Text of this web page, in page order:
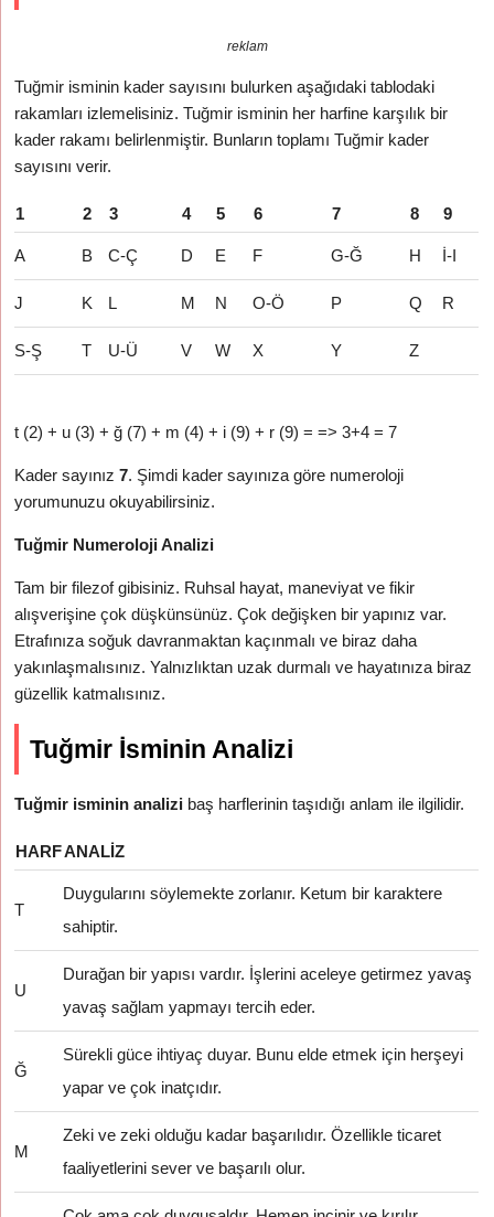
reklam
Tuğmir isminin kader sayısını bulurken aşağıdaki tablodaki
rakamları izlemelisiniz. Tuğmir isminin her harfine karşılık bir
kader rakamı belirlenmiştir. Bunların toplamı Tuğmir kader
sayısını verir.
1 2 3 4 5 6 7 8 9
A B C-Ç D E F G-Ğ H İ-I
J K L M N O-Ö P Q R
S-Ş T U-Ü V W X Y Z
t (2) + u (3) + ğ (7) + m (4) + i (9) + r (9) = => 3+4 = 7
Kader sayınız7. Şimdi kader sayınıza göre numeroloji
yorumunuzu okuyabilirsiniz.
Tuğmir Numeroloji Analizi
Tam bir filezof gibisiniz. Ruhsal hayat, maneviyat ve fikir
alışverişine çok düşkünsünüz. Çok değişken bir yapınız var.
Etrafınıza soğuk davranmaktan kaçınmalı ve biraz daha
yakınlaşmalısınız. Yalnızlıktan uzak durmalı ve hayatınıza biraz
güzellik katmalısınız.
Tuğmir İsminin Analizi
Tuğmir isminin analizi baş harflerinin taşıdığı anlam ile ilgilidir.
HARFANALIZ
T
Duygularını söylemekte zorlanır. Ketum bir karaktere
sahiptir.
U
Durağan bir yapısı vardır. İşlerini aceleye getirmez yavaş
yavaş sağlam yapmayı tercih eder.
Ğ
Sürekli güce ihtiyaç duyar. Bunu elde etmek için herşeyi
yapar ve çok inatçıdır.
M
Zeki ve zeki olduğu kadar başarılıdır. Özellikle ticaret
faaliyetlerini sever ve başarılı olur.